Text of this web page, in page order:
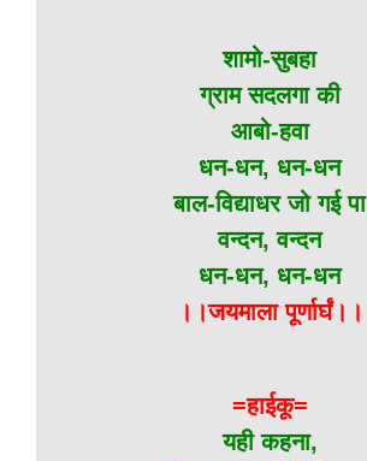
शामो-सुबहा
ग्राम सदलगा की
आबो-हवा
धन-धन, धन-धन
बाल-विद्याधर जो गई पा
वन्दन, वन्दन
धन-धन, धन-धन
।।जयमाला पूर्णार्घं।।
=हाईकू=
यही कहना,